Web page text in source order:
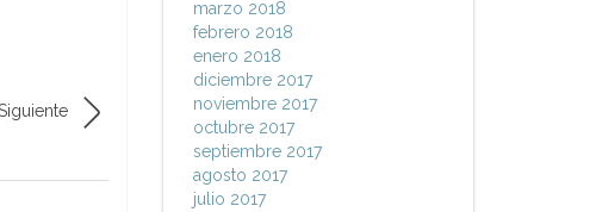
marzo 2018
febrero 2018
enero 2018
diciembre 2017
noviembre 2017
octubre 2017
septiembre 2017
agosto 2017
julio 2017